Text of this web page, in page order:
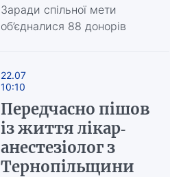
Заради спільної мети
об’єдналися 88 донорів
22.07
10:10
Передчасно пішов
із життя лікар-
анестезіолог з
Тернопільщини